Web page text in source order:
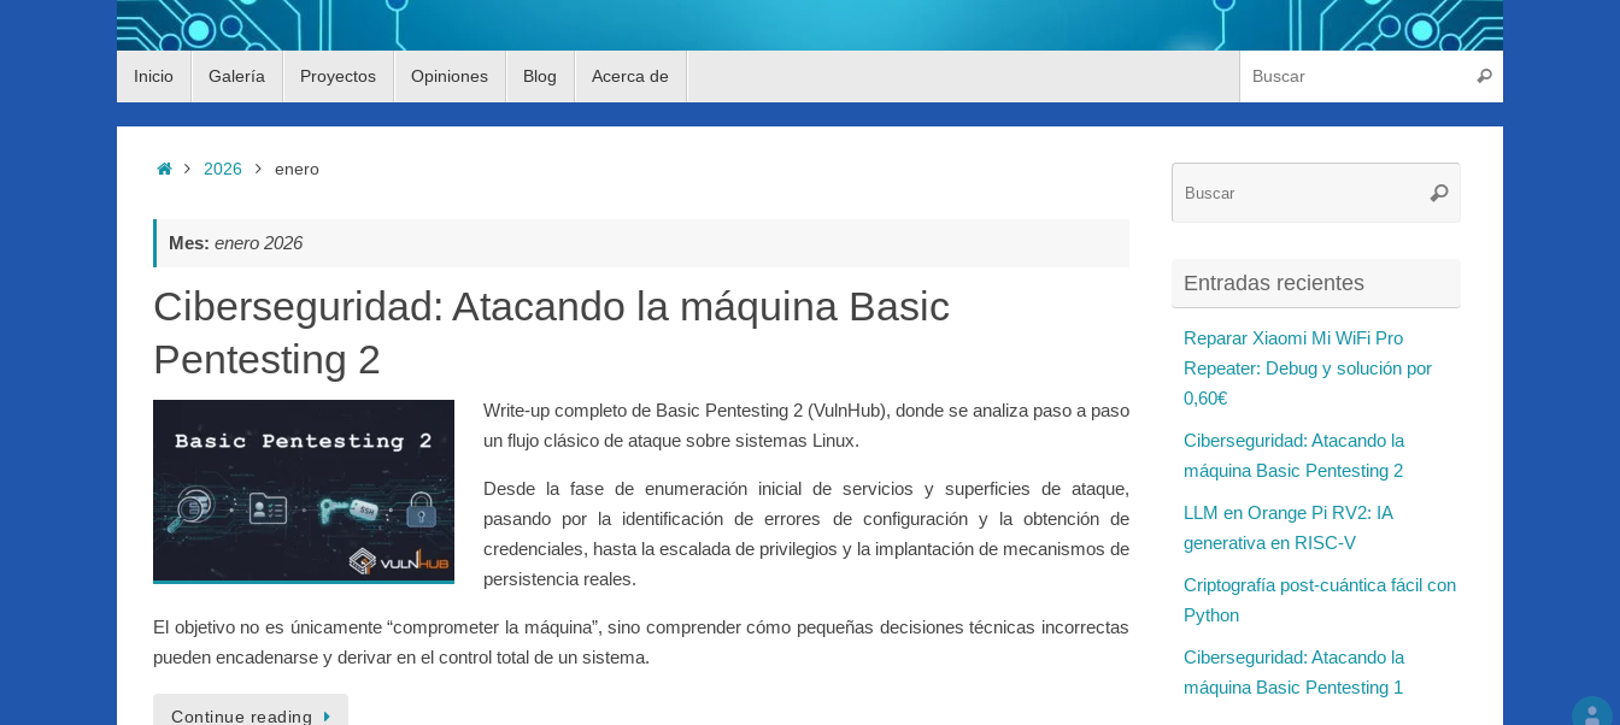
Inicio Galería Proyectos Opiniones Blog Acerca de Buscar
Inicio2026 enero
Mes: enero 2026
Ciberseguridad: Atacando la máquina Basic
Pentesting 2
Write-up completo de Basic Pentesting 2 (VulnHub), donde se analiza paso a paso
un flujo clásico de ataque sobre sistemas Linux.
Desde la fase de enumeración inicial de servicios y superficies de ataque,
pasando por la identificación de errores de configuración y la obtención de
credenciales, hasta la escalada de privilegios y la implantación de mecanismos de
persistencia reales.
El objetivo no es únicamente “comprometer la máquina”, sino comprender cómo pequeñas decisiones técnicas incorrectas
pueden encadenarse y derivar en el control total de un sistema.
Continue reading
Buscar
Entradas recientes
Reparar Xiaomi Mi WiFi Pro
Repeater: Debug y solución por
0,60€
Ciberseguridad: Atacando la
máquina Basic Pentesting 2
LLM en Orange Pi RV2: IA
generativa en RISC-V
Criptografía post-cuántica fácil con
Python
Ciberseguridad: Atacando la
máquina Basic Pentesting 1